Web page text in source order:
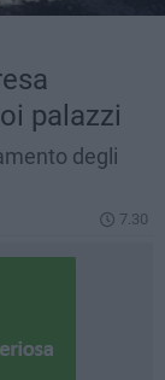
palazzi
degli
7.30